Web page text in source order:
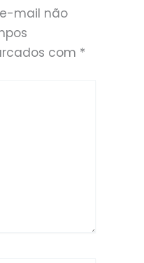
mail não
com *